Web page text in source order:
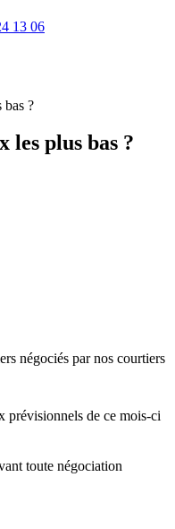
13 06
bas ?
les plus bas ?
négociés par nos courtiers
prévisionnels de ce mois-ci
toute négociation